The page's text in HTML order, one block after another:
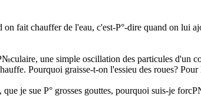
fait chauffer de l'eau, c'est-Р°-dire quand on lui
une simple oscillation des particules d'un
Pourquoi graisse-t-on l'essieu des roues?
je sue Р° grosses gouttes, pourquoi suis-je